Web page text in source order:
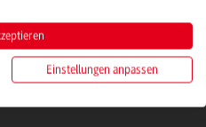
Einstellungen anpassen